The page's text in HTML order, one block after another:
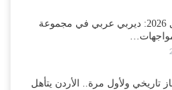
قرعة مونديال 2026: ديربي عربي في مجموعة
تاريخي ولأول مرة.. الأردن يتأهل